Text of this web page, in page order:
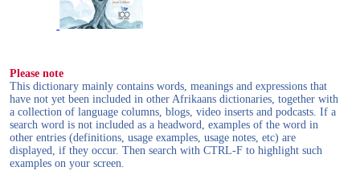
Please note
This dictionary mainly contains words, meanings and expressions that
have not yet been included in other Afrikaans dictionaries, together with
a collection of language columns, blogs, video inserts and podcasts. If a
search word is not included as a headword, examples of the word in
other entries (definitions, usage examples, usage notes, etc) are
displayed, if they occur. Then search with CTRL-F to highlight such
examples on your screen.